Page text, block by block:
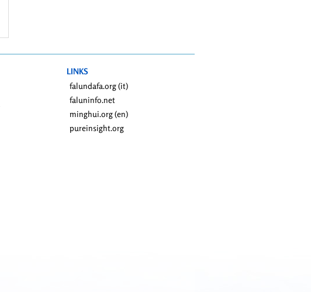
LINKS
falundafa.org (it)
faluninfo.net
minghui.org (en)
pureinsight.org